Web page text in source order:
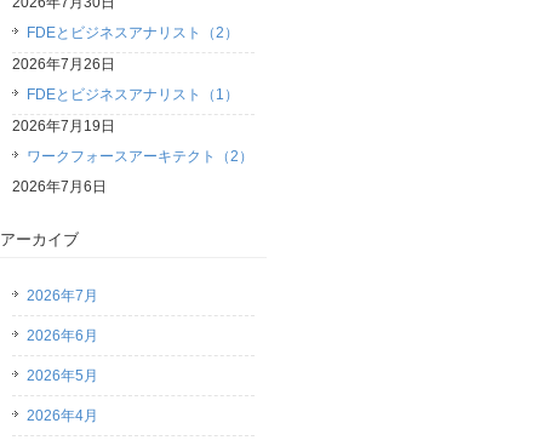
FDEとビジネスアナリスト（2）
2026年7月26日
FDEとビジネスアナリスト（1）
2026年7月19日
ワークフォースアーキテクト（2）
2026年7月6日
アーカイブ
2026年7月
2026年6月
2026年5月
2026年4月